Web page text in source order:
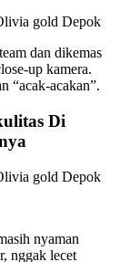
dan dikemas
up kamera.
“acak-acakan”.
Di
nyaman
nggak lecet